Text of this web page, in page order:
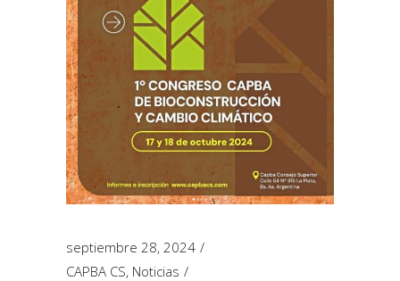
septiembre 28, 2024
CAPBA CS, Noticias